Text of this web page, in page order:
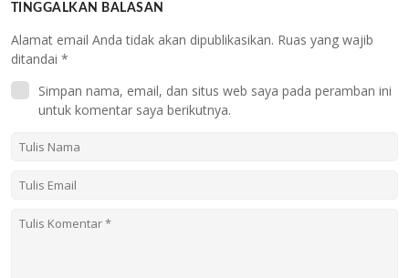
TINGGALKAN BALASAN
Alamat email Anda tidak akan dipublikasikan. Ruas yang wajib
ditandai *
Simpan nama, email, dan situs web saya pada peramban ini
untuk komentar saya berikutnya.